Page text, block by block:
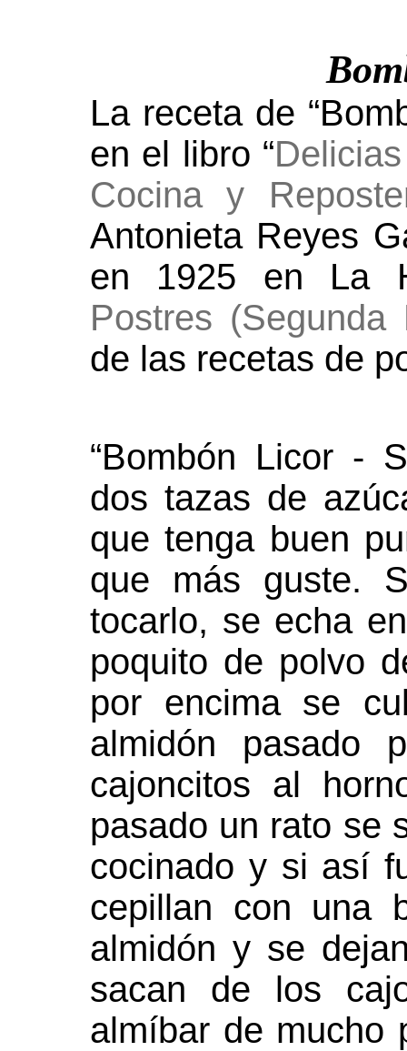
La receta de
en el libro “
Cocina y
Antonieta Reyes
en 1925 en La
Postres (Segunda
de las recetas de
“Bombón Licor -
dos tazas de
que tenga buen
que más guste.
tocarlo, se echa
poquito de polvo
por encima se
almidón pasado
cajoncitos al
pasado un rato se
cocinado y si así
cepillan con una
almidón y se
sacan de los
almíbar de mucho